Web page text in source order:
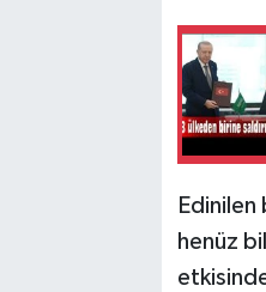
Edinilen
henüz